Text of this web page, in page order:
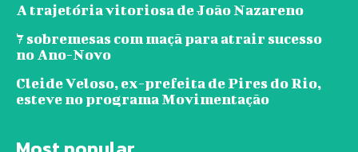
A trajetória vitoriosa de João Nazareno
7 sobremesas com maçã para atrair sucesso
no Ano-Novo
Cleide Veloso, ex-prefeita de Pires do Rio,
esteve no programa Movimentação